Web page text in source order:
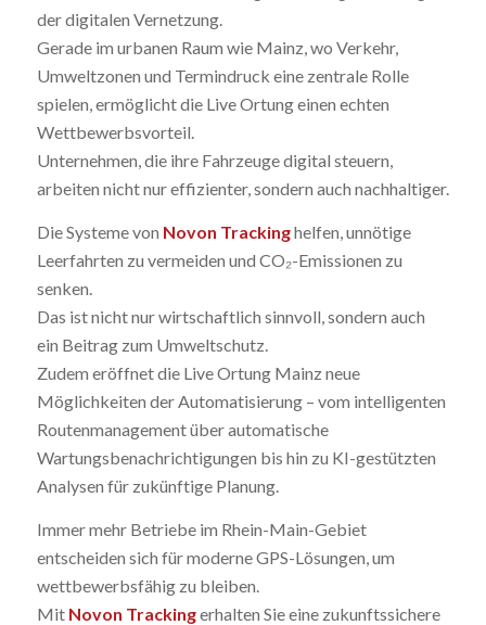
der digitalen Vernetzung.
Gerade im urbanen Raum wie Mainz, wo Verkehr,
Umweltzonen und Termindruck eine zentrale Rolle
spielen, ermöglicht die Live Ortung einen echten
Wettbewerbsvorteil.
Unternehmen, die ihre Fahrzeuge digital steuern,
arbeiten nicht nur effizienter, sondern auch nachhaltiger.
Die Systeme von Novon Trackinghelfen, unnötige
Leerfahrten zu vermeiden und CO₂-Emissionen zu
senken.
Das ist nicht nur wirtschaftlich sinnvoll, sondern auch
ein Beitrag zum Umweltschutz.
Zudem eröffnet die Live Ortung Mainz neue
Möglichkeiten der Automatisierung – vom intelligenten
Routenmanagement über automatische
Wartungsbenachrichtigungen bis hin zu KI-gestützten
Analysen für zukünftige Planung.
Immer mehr Betriebe im Rhein-Main-Gebiet
entscheiden sich für moderne GPS-Lösungen, um
wettbewerbsfähig zu bleiben.
Mit Novon Trackingerhalten Sie eine zukunftssichere